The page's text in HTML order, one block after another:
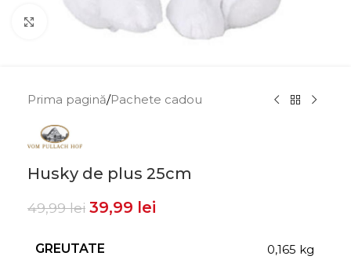
Click to enlarge
Prima pagină/Pachete cadou
Husky de plus 25cm
49,99lei 39,99 lei
GREUTATE 0,165 kg